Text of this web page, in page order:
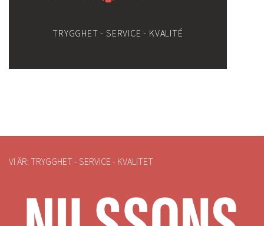
TRYGGHET - SERVICE - KVALITÉ
VI ÄR: TRYGGHET - SERVICE - KVALITET